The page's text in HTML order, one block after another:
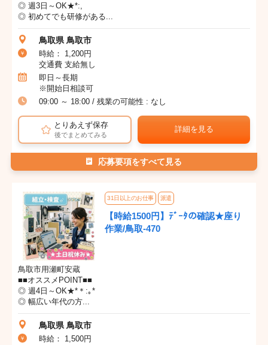
◎ 週3日～OK★*:,
◎ 初めてでも研修がある...
鳥取県 鳥取市
時給： 1,200円
交通費 支給無し
即日～長期
※開始日相談可
09:00 ～ 18:00 / 残業の可能性 : なし
とりあえず保存
後でまとめてみる
詳細を見る
応募要項をすべて見る
31日以上のお仕事 派遣
【時給1500円】ﾃﾞｰﾀの確認★座り
作業/鳥取-470
鳥取市用瀬町安蔵
■■オススメPOINT■■
◎ 週4日～OK★*＊:｡*
◎ 幅広い年代の方...
鳥取県 鳥取市
時給： 1,500円